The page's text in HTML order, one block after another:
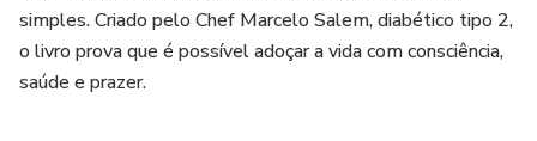
simples. Criado pelo Chef Marcelo Salem, diabético tipo 2,
o livro prova que é possível adoçar a vida com consciência,
saúde e prazer.